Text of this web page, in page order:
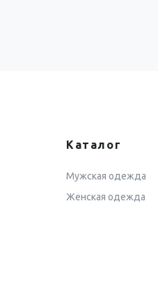
Каталог
Мужская одежда
Женская одежда